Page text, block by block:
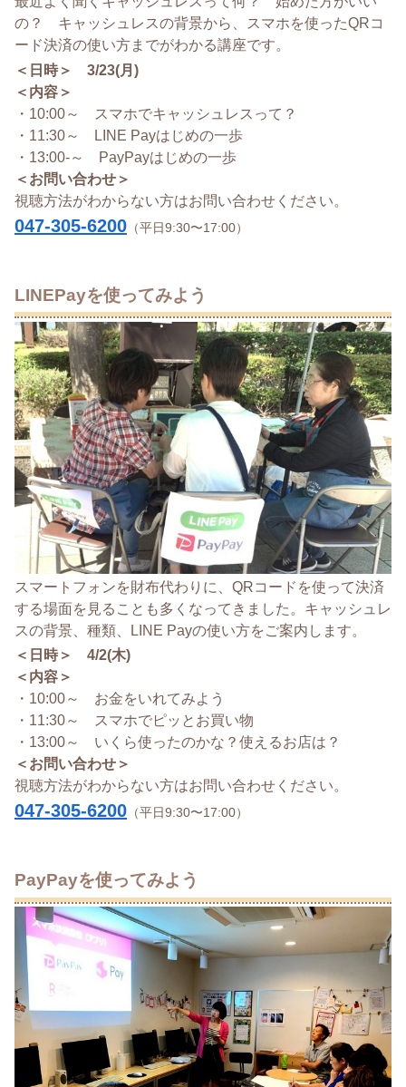
の？ キャッシュレスの背景から、スマホを使ったQRコ
ード決済の使い方までがわかる講座です。
＜日時＞ 3/23(月)
＜内容＞
・10:00～ スマホでキャッシュレスって？
・11:30～ LINE Payはじめの一歩
・13:00-～ PayPayはじめの一歩
＜お問い合わせ＞
視聴方法がわからない方はお問い合わせください。
047-305-6200 （平日9:30〜17:00）
LINEPayを使ってみよう
スマートフォンを財布代わりに、QRコードを使って決済
する場面を見ることも多くなってきました。キャッシュレ
スの背景、種類、LINE Payの使い方をご案内します。
＜日時＞ 4/2(木)
＜内容＞
・10:00～ お金をいれてみよう
・11:30～ スマホでピッとお買い物
・13:00～ いくら使ったのかな？使えるお店は？
＜お問い合わせ＞
視聴方法がわからない方はお問い合わせください。
047-305-6200 （平日9:30〜17:00）
PayPayを使ってみよう